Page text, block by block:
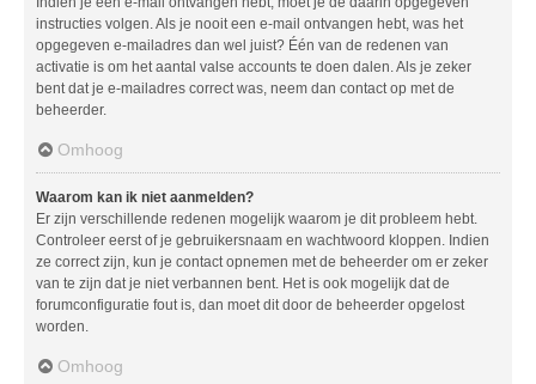
instructies volgen. Als je nooit een e-mail ontvangen hebt, was het
opgegeven e-mailadres dan wel juist? Één van de redenen van
activatie is om het aantal valse accounts te doen dalen. Als je zeker
bent dat je e-mailadres correct was, neem dan contact op met de
beheerder.
Omhoog
Waarom kan ik niet aanmelden?
Er zijn verschillende redenen mogelijk waarom je dit probleem hebt.
Controleer eerst of je gebruikersnaam en wachtwoord kloppen. Indien
ze correct zijn, kun je contact opnemen met de beheerder om er zeker
van te zijn dat je niet verbannen bent. Het is ook mogelijk dat de
forumconfiguratie fout is, dan moet dit door de beheerder opgelost
worden.
Omhoog